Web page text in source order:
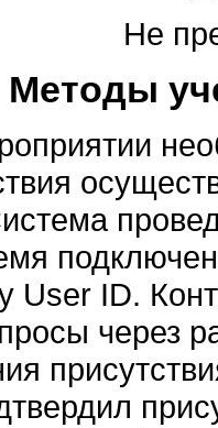
Не
Методы
User ID.
через